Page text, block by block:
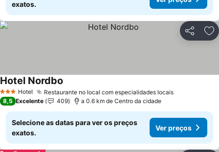
exatos.
Partilhar
3 EstrelasHotel Restaurante no local com especialidades locaisVer preços
Hotel Nordbo
8,5 Excelente 409 a 0.6 km de Centro da cidade
Selecione as datas para ver os preços
exatos.
Ver preços